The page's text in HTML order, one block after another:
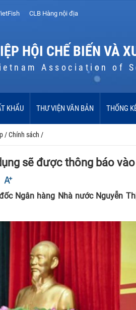
CLB Hàng nội địa
HỘI CHẾ BIẾN VÀ
Association of
KHẨU THƯ VIỆN VĂN BẢN THỐNG
/Chính sách /
sẽ được thông báo
Ngân hàng Nhà nước Nguyễn